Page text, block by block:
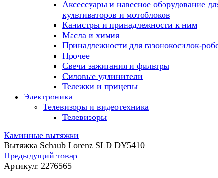
Аксессуары и навесное оборудование
культиваторов и мотоблоков
Канистры и принадлежности к ним
Масла и химия
Принадлежности для газонокосилок-
Прочее
Свечи зажигания и фильтры
Силовые удлинители
Тележки и прицепы
Электроника
Телевизоры и видеотехника
Телевизоры
Каминные вытяжки
Вытяжка Schaub Lorenz SLD DY5410
Предыдущий товар
Артикул: 2276565